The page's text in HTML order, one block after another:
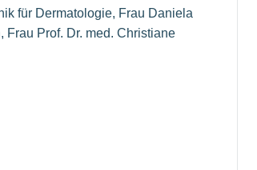
für Dermatologie, Frau Daniela
Frau Prof. Dr. med. Christiane